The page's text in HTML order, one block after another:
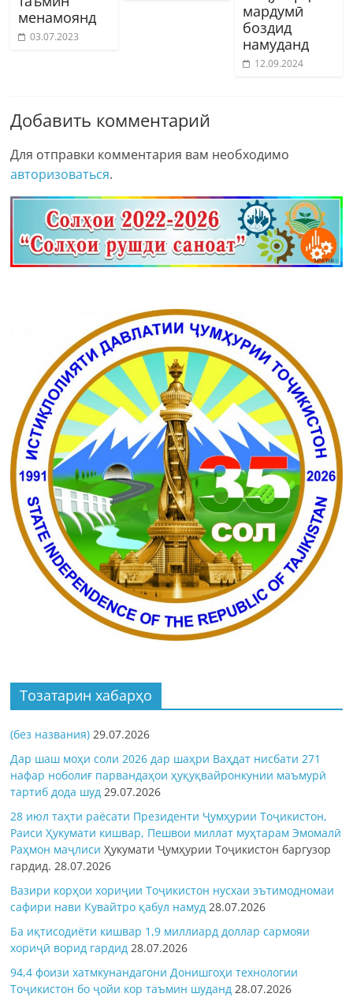
менамоянд
03.07.2023
мардумӣ
боздид
намуданд
12.09.2024
Добавить комментарий
Для отправки комментария вам необходимо
авторизоваться.
Тозатарин хабарҳо
(без названия) 29.07.2026
Дар шаш моҳи соли 2026 дар шаҳри Ваҳдат нисбати 271
нафар ноболиғ парвандаҳои ҳуқуқвайронкунии маъмурӣ
тартиб дода шуд 29.07.2026
28 июл таҳти раёсати Президенти Ҷумҳурии Тоҷикистон,
Раиси Ҳукумати кишвар, Пешвои миллат муҳтарам Эмомалӣ
Раҳмон маҷлисиҲукумати Ҷумҳурии Тоҷикистон баргузор
гардид.28.07.2026
Вазири корҳои хориҷии Тоҷикистон нусхаи эътимодномаи
сафири нави Кувайтро қабул намуд 28.07.2026
Ба иқтисодиёти кишвар 1,9 миллиард доллар сармояи
хориҷӣ ворид гардид 28.07.2026
94,4 фоизи хатмкунандагони Донишгоҳи технологии
Тоҷикистон бо ҷойи кор таъмин шуданд 28.07.2026